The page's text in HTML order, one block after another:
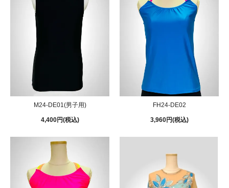
M24-DE01(男子用)
4,400円(税込)
FH24-DE02
3,960円(税込)